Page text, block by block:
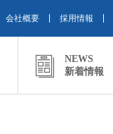
会社概要 採用情報
NEWS
新着情報